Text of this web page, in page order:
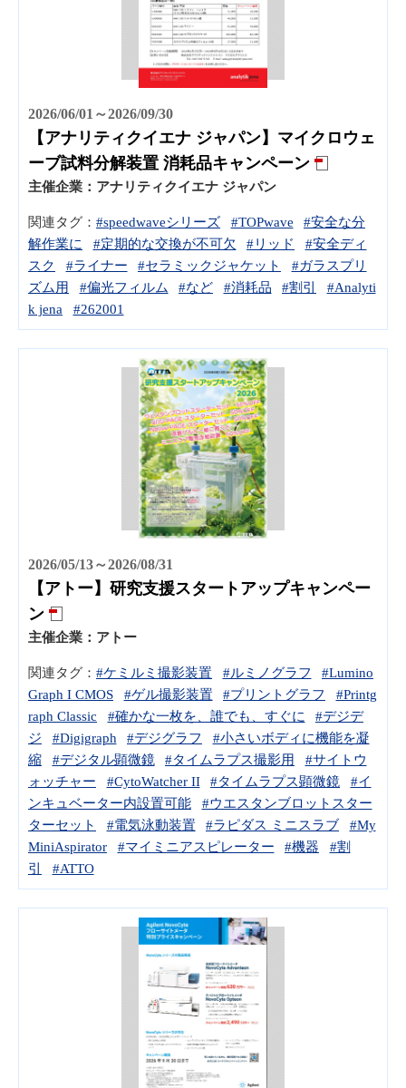
2026/06/01～2026/09/30
【アナリティクイエナ ジャパン】マイクロウェ
ーブ試料分解装置 消耗品キャンペーン
主催企業： アナリティクイエナ ジャパン
関連タグ： #speedwaveシリーズ #TOPwave
#安全な分
解作業に
#定期的な交換が不可欠 #リッド
#安全ディ
スク
#ライナー #セラミックジャケット
#ガラスプリ
ズム用
#偏光フィルム #など #消耗品 #割引
#Analyti
k jena
#262001
2026/05/13～2026/08/31
【アトー】研究支援スタートアップキャンペー
ン
主催企業： アトー
関連タグ： #ケミルミ撮影装置 #ルミノグラフ
#Lumino
Graph I CMOS
#ゲル撮影装置 #プリントグラフ
#Printg
raph Classic
#確かな一枚を、誰でも、すぐに
#デジデ
ジ
#Digigraph #デジグラフ
#小さいボディに機能を凝
縮
#デジタル顕微鏡 #タイムラプス撮影用
#サイトウ
ォッチャー
#CytoWatcher II #タイムラプス顕微鏡
#イ
ンキュベーター内設置可能
#ウエスタンブロットスター
ターセット
#電気泳動装置 #ラピダス ミニスラブ
#My
MiniAspirator
#マイミニアスピレーター #機器
#割
引
#ATTO